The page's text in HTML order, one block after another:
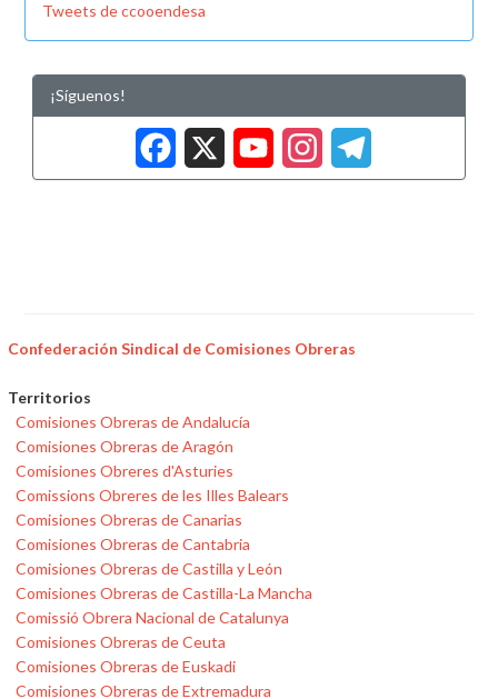
Tweets de ccooendesa
¡Síguenos!
Facebook
X
Confederación Sindical de Comisiones Obreras
Territorios
Comisiones Obreras de Andalucía
Comisiones Obreras de Aragón
Comisiones Obreres d'Asturies
Comissions Obreres de les Illes Balears
Comisiones Obreras de Canarias
Comisiones Obreras de Cantabria
Comisiones Obreras de Castilla y León
Comisiones Obreras de Castilla-La Mancha
Comissió Obrera Nacional de Catalunya
Comisiones Obreras de Ceuta
Comisiones Obreras de Euskadi
Comisiones Obreras de Extremadura